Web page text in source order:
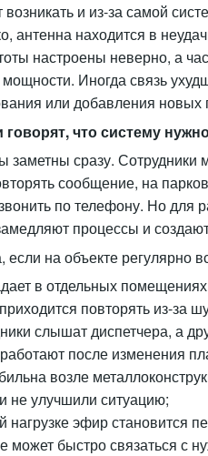
и из-за самой
антенна находится в
настроены неверно, а
Иногда связь
или добавления новых
говорят, что систему
сразу. Сотрудники
сообщение, на
по телефону. Но для
процессы и
на объекте регулярно
в отдельных
повторять из-за
слышат диспетчера, а
после изменения
возле
не улучшили ситуацию;
нагрузке эфир становится
может быстро связаться с